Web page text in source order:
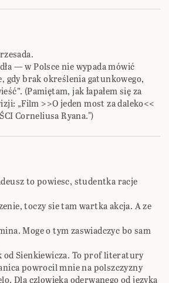
— w Polsce nie wypada mówić
gdy brak określenia gatunkowego,
(Pamiętam, jak łapałem się za
„Film >>O jeden most za daleko<<
Corneliusa Ryana.")
to powiesc, studentka racje
toczy sie tam wartka akcja. A ze
Moge o tym zaswiadczyc bo sam
Sienkiewicza. To prof literatury
powrocil mnie na polszczyzny
Dla czlowieka oderwanego od jezyka